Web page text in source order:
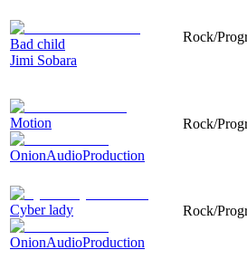
Bad child
Jimi Sobara
Rock/
Motion
OnionAudioProduction
Rock/
Cyber lady
OnionAudioProduction
Rock/